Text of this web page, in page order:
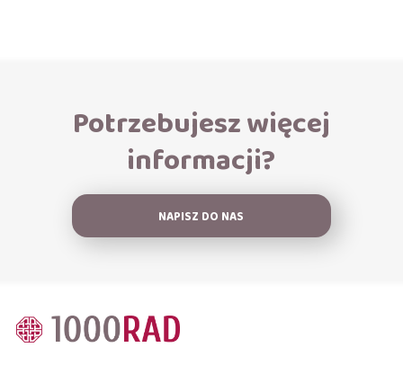
Potrzebujesz więcej
informacji?
NAPISZ DO NAS